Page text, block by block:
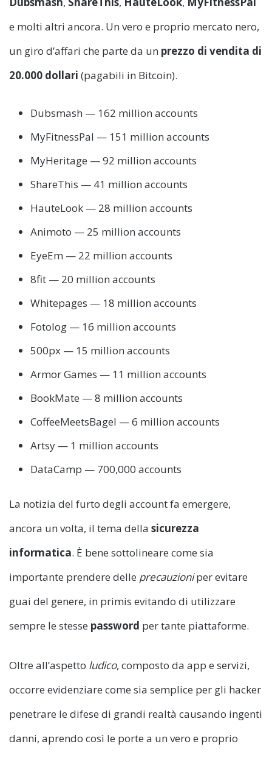
e molti altri ancora. Un vero e proprio mercato nero,
un giro d’affari che parte da un prezzo di vendita di
20.000 dollari (pagabili in Bitcoin).
Dubsmash — 162 million accounts
MyFitnessPal — 151 million accounts
MyHeritage — 92 million accounts
ShareThis — 41 million accounts
HauteLook — 28 million accounts
Animoto — 25 million accounts
EyeEm — 22 million accounts
8fit — 20 million accounts
Whitepages — 18 million accounts
Fotolog — 16 million accounts
500px — 15 million accounts
Armor Games — 11 million accounts
BookMate — 8 million accounts
CoffeeMeetsBagel — 6 million accounts
Artsy — 1 million accounts
DataCamp — 700,000 accounts
La notizia del furto degli account fa emergere,
ancora un volta, il tema della sicurezza
informatica. È bene sottolineare come sia
importante prendere delle precauzioniper evitare
guai del genere, in primis evitando di utilizzare
sempre le stesse password per tante piattaforme.
Oltre all’aspetto ludico, composto da app e servizi,
occorre evidenziare come sia semplice per gli hacker
penetrare le difese di grandi realtà causando ingenti
danni, aprendo così le porte a un vero e proprio